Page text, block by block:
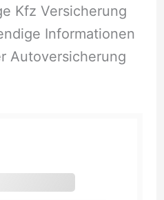
Kfz Versicherung
Informationen
Autoversicherung